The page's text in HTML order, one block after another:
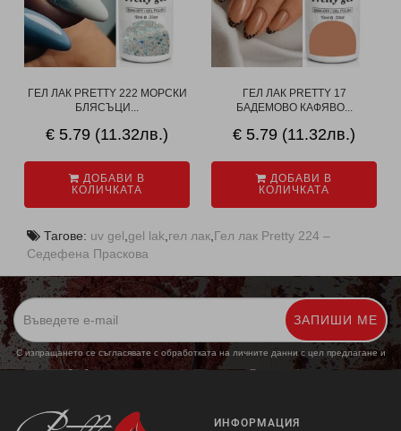
ГЕЛ ЛАК PRETTY 222 МОРСКИ
БЛЯСЪЦИ...
€ 5.79 (11.32лв.)
ДОБАВИ В
КОЛИЧКАТА
ГЕЛ ЛАК PRETTY 17
БАДЕМОВО КАФЯВО...
€ 5.79 (11.32лв.)
ДОБАВИ В
КОЛИЧКАТА
Тагове: uv gel gel lak гел лак Гел лак Pretty 224 –
Седефена Праскова
ЗАПИШИ МЕ
С изпращането се съгласявате с обработката на личните данни с цел предлагане и
обработка на маркетингови предложения. Повече информация
ИНФОРМАЦИЯ